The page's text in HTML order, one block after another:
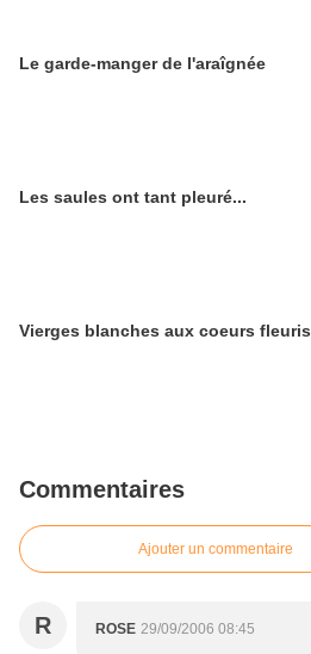
Le garde-manger de l'araîgnée
Les saules ont tant pleuré...
Vierges blanches aux coeurs fleuris
Commentaires
Ajouter un commentaire
R ROSE 29/09/2006 08:45